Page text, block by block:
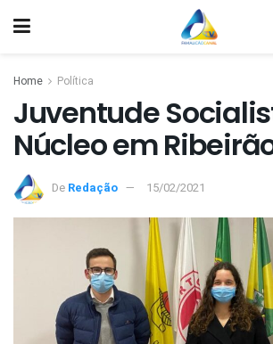
Home Política
Juventude
Núcleo em
De Redação 15/02/2021